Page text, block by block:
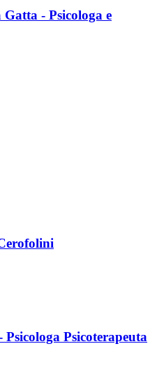
Gatta - Psicologa e
Psicoterapeuta